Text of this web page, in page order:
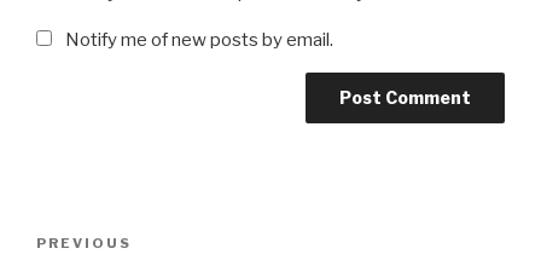
Notify me of new posts by email.
PREVIOUS